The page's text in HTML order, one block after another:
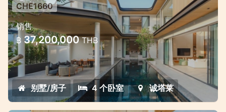
普吉岛承塔雷四卧室泳池别墅 —— 现
代生活与自然的完美融合
普吉岛承塔雷四卧室泳池别墅 —— 现代生活与
自然的完美融合
CHE1660
销售
฿ 37,200,000THB
别墅/房子 4 个卧室 诚塔莱